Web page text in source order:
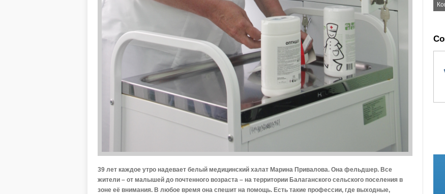
39 лет каждое утро надевает белый медицинский халат Марина Привалова. Она фельдшер. Все
жители – от малышей до почтенного возраста – на территории Балаганского сельского поселения в
зоне её внимания. В любое время она спешит на помощь. Есть такие профессии, где выходные,